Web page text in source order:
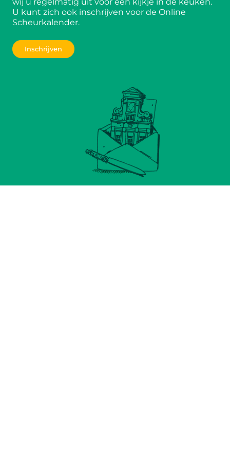
U kunt zich ook inschrijven voor de Online
Scheurkalender.
Inschrijven